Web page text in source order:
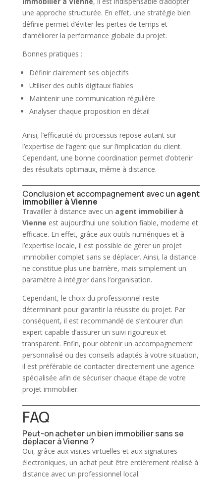
une approche structurée. En effet, une stratégie bien
définie permet d’éviter les pertes de temps et
d’améliorer la performance globale du projet.
Bonnes pratiques :
Définir clairement ses objectifs
Utiliser des outils digitaux fiables
Maintenir une communication régulière
Analyser chaque proposition en détail
Ainsi, l’efficacité du processus repose autant sur
l’expertise de l’agent que sur l’implication du client.
Cependant, une bonne coordination permet d’obtenir
des résultats optimaux, même à distance.
Conclusion et accompagnement avec unagent
immobilier à Vienne
Travailler à distance avec un agent immobilier à
Vienne est aujourd’hui une solution fiable, moderne et
efficace. En effet, grâce aux outils numériques et à
l’expertise locale, il est possible de gérer un projet
immobiliercomplet sans se déplacer. Ainsi, la distance
ne constitue plus une barrière, mais simplement un
paramètre à intégrer dans l’organisation.
Cependant, le choix du professionnel reste
déterminant pour garantir la réussite du projet. Par
conséquent, il est recommandé de s’entourer d’un
expert capable d’assurer un suivi rigoureux et
transparent. Enfin, pour obtenir un accompagnement
personnalisé ou des conseils adaptés à votre situation,
il est préférable de contacter directement une agence
spécialisée afin de sécuriser chaque étape de votre
projet immobilier.
FAQ
Peut-on acheter un bien immobilier sans se
déplacer à Vienne ?
Oui, grâce aux visites virtuelles et aux signatures
électroniques, un achatpeut être entièrement réalisé à
distance avec un professionnel local.